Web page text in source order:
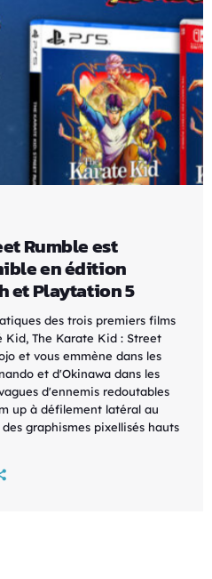
Rumble est
en édition
et Playtation 5
des trois premiers films
Kid, The Karate Kid : Street
et vous emmène dans les
et d'Okinawa dans les
d'ennemis redoutables
up à défilement latéral au
graphismes pixellisés hauts